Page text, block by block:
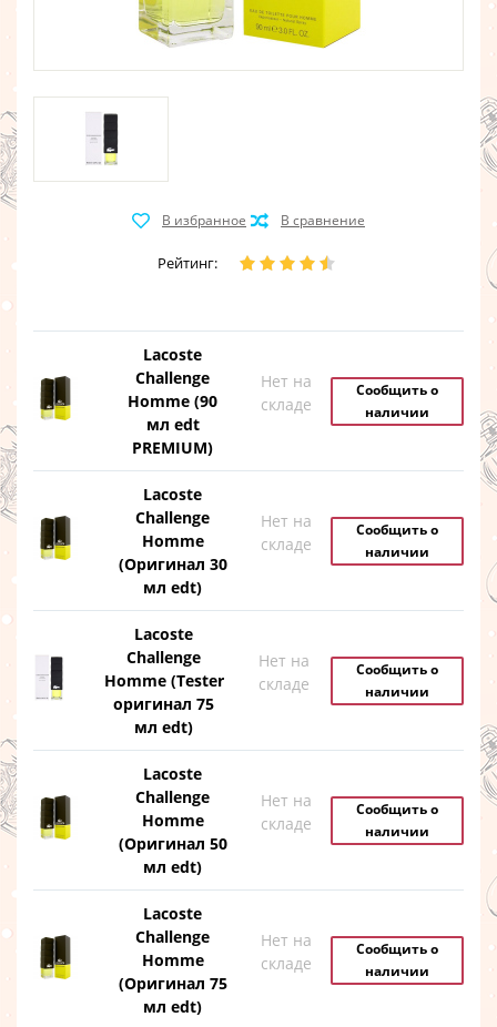
Рейтинг:
Lacoste
Challenge
Homme (90
мл edt
PREMIUM)
Нет на
складе
Сообщить о
наличии
Lacoste
Challenge
Homme
(Оригинал 30
мл edt)
Нет на
складе
Сообщить о
наличии
Lacoste
Challenge
Homme (Tester
оригинал 75
мл edt)
Нет на
складе
Сообщить о
наличии
Lacoste
Challenge
Homme
(Оригинал 50
мл edt)
Нет на
складе
Сообщить о
наличии
Lacoste
Challenge
Homme
(Оригинал 75
мл edt)
Нет на
складе
Сообщить о
наличии